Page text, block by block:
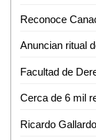
Cerca de 6 mil